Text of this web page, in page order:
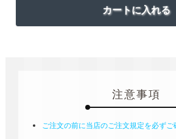
注意事項
ご注文の前に当店のご注文規定を必ずご